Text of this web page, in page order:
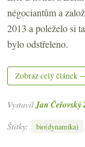
négociantům a
2013 a poleželo si
bylo odstřeleno.
Zobraz celý článek
Vystavil Jan Čeřovský
Štítky:
bio(dynamika) ,